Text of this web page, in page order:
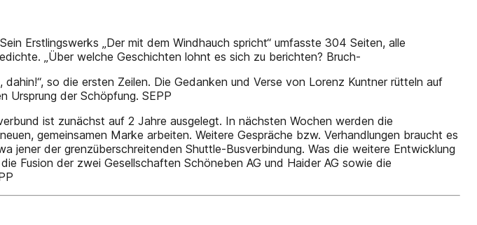
Erstlingswerks „Der mit dem Windhauch spricht“ umfasste 304 Seiten, alle
„Über welche Geschichten lohnt es sich zu berichten? Bruch-
so die ersten Zeilen. Die Gedanken und Verse von Lorenz Kuntner rütteln auf
Ursprung der Schöpfung. SEPP
ist zunächst auf 2 Jahre ausgelegt. In nächsten Wochen werden die
gemeinsamen Marke arbeiten. Weitere Gespräche bzw. Verhandlungen braucht es
jener der grenzüberschreitenden Shuttle-Busverbindung. Was die weitere Entwicklung
Fusion der zwei Gesellschaften Schöneben AG und Haider AG sowie die